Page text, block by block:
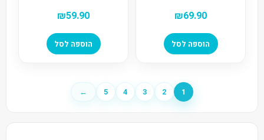
₪69.90
הוספה לסל
₪59.90
הוספה לסל
1
2
3
4
5
←